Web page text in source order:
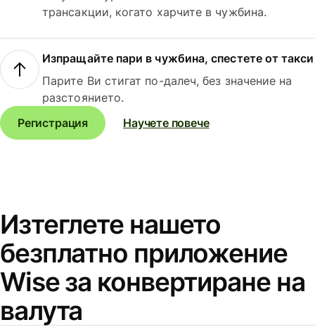
трансакции, когато харчите в чужбина.
Изпращайте пари в чужбина, спестете от такси
Парите Ви стигат по-далеч, без значение на
разстоянието.
Регистрация
Научете повече
Изтеглете нашето
безплатно приложение
Wise за конвертиране на
валута